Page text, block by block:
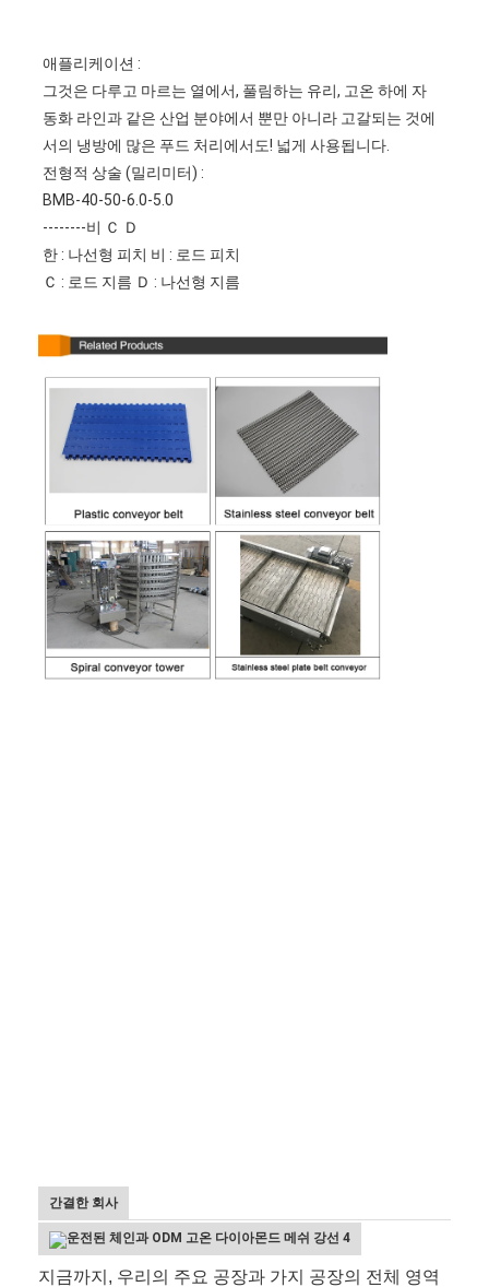
스테인레스 강 메시 벨트
나선형 와이어 메쉬
고온 와이어 메쉬
식품 메시 벨트
태양광 발전 메시 벨트
체인 메쉬 벨트
스파이럴 프리저 벨트
오븐 컨베이어 벨트
애플리케이션 :
그것은 다루고 마르는 열에서, 풀림하는 유리, 고온 하에 자
동화 라인과 같은 산업 분야에서 뿐만 아니라 고갈되는 것에
서의 냉방에 많은 푸드 처리에서도! 넓게 사용됩니다.
전형적 상술 (밀리미터) :
BMB-40-50-6.0-5.0
--------비 Ｃ Ｄ
한 : 나선형 피치 비 : 로드 피치
Ｃ : 로드 지름 Ｄ : 나선형 지름
간결한 회사
지금까지, 우리의 주요 공장과 가지 공장의 전체 영역